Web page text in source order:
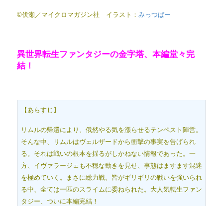
©伏瀬／マイクロマガジン社 イラスト： みっつばー
異世界転生ファンタジーの金字塔、本編堂々完
結！
【あらすじ】
リムルの帰還により、俄然やる気を漲らせるテンペスト陣営。
そんな中、リムルはヴェルザードから衝撃の事実を告げられ
る。それは戦いの根本を揺るがしかねない情報であった。一
方、イヴァラージェも不穏な動きを見せ、事態はますます混迷
を極めていく。まさに総力戦。皆がギリギリの戦いを強いられ
る中、全ては一匹のスライムに委ねられた。大人気転生ファン
タジー、ついに本編完結！